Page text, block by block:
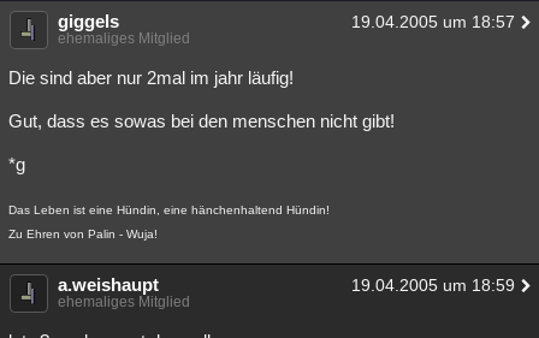
Menschen Mystery Kriminalfälle
Spiritualität Verschwörungen Technologie
Natur Umfragen Unterhaltung
weitere Rubriken
Astronomie Helpdesk
Musik Clash Allmystery English
giggels 19.04.2005 um 18:57
ehemaliges Mitglied
Die sind aber nur 2mal im jahr läufig!
Gut, dass es sowas bei den menschen nicht gibt!
*g
Das Leben ist eine Hündin, eine hänchenhaltend Hündin!
Zu Ehren von Palin - Wuja!
a.weishaupt 19.04.2005 um 18:59
ehemaliges Mitglied